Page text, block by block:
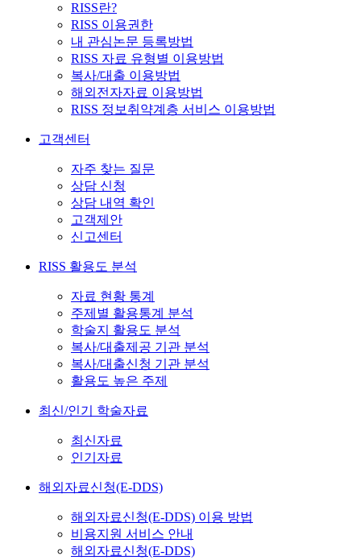
RISS란?
RISS 이용권한
내 관심논문 등록방법
RISS 자료 유형별 이용방법
복사/대출 이용방법
해외전자자료 이용방법
RISS 정보취약계층 서비스 이용방법
고객센터
자주 찾는 질문
상담 신청
상담 내역 확인
고객제안
신고센터
RISS 활용도 분석
자료 현황 통계
주제별 활용통계 분석
학술지 활용도 분석
복사/대출제공 기관 분석
복사/대출신청 기관 분석
활용도 높은 주제
최신/인기 학술자료
최신자료
인기자료
해외자료신청(E-DDS)
해외자료신청(E-DDS) 이용 방법
비용지원 서비스 안내
해외자료신청(E-DDS)